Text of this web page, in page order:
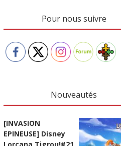
Pour nous suivre
Nouveautés
[INVASION
EPINEUSE] Disney